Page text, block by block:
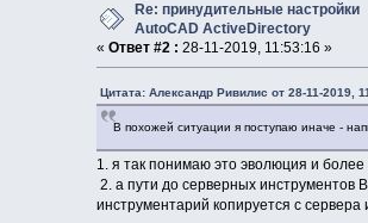
Re: принудительные настройки
AutoCAD ActiveDirectory
« Ответ #2 : 28-11-2019, 11:53:16 »
Цитата: Александр Ривилис от 28-11-2019,
В похожей ситуации я поступаю иначе -
1. я так понимаю это эволюция и
2. а пути до серверных
инструментарий копируется с сервера